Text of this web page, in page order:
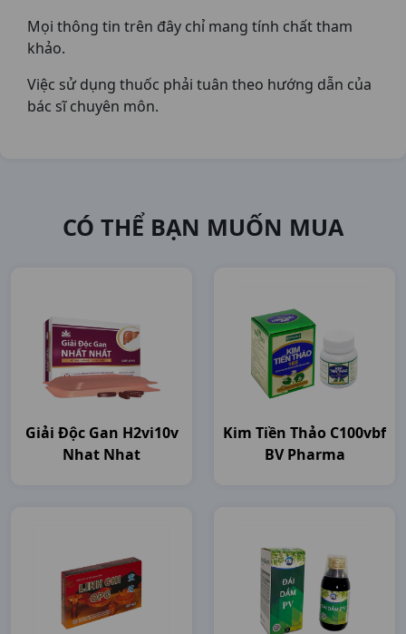
Mọi thông tin trên đây chỉ mang tính chất tham
khảo.
Việc sử dụng thuốc phải tuân theo hướng dẫn của
bác sĩ chuyên môn.
CÓ THỂ BẠN MUỐN MUA
Giải Độc Gan H2vi10v
Nhat Nhat
Kim Tiền Thảo C100vbf
BV Pharma